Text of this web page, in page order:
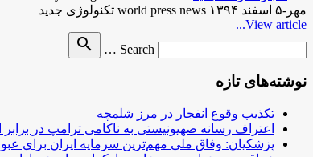
مهر-۵ اسفند ۱۳۹۴ world press news تکنولوژی جدید
View article...
Search …
search
نوشته‌های تازه
تکذیب وقوع انفجار در مرز شلمچه
اعتراف رسانه صهیونیستی به ناکامی ترامپ در برابر
پزشکیان: وفاق ملی مهم‌ترین سرمایه ایران برای